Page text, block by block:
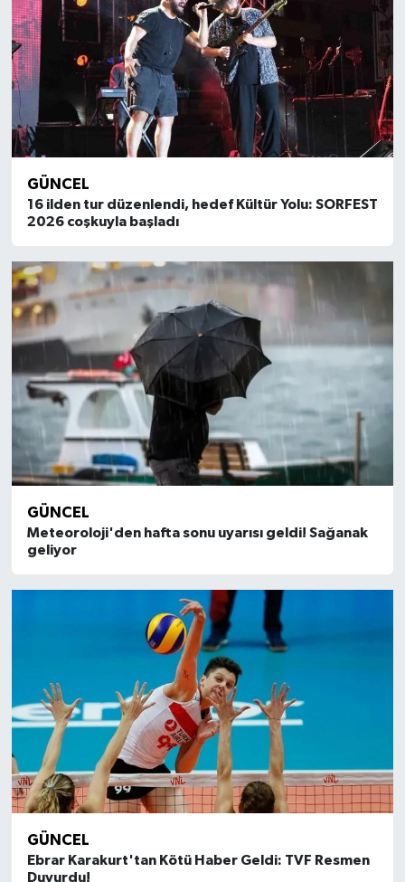
GÜNCEL
16 ilden tur düzenlendi, hedef Kültür Yolu: SORFEST
2026 coşkuyla başladı
GÜNCEL
Meteoroloji'den hafta sonu uyarısı geldi! Sağanak
geliyor
GÜNCEL
Ebrar Karakurt'tan Kötü Haber Geldi: TVF Resmen
Duyurdu!